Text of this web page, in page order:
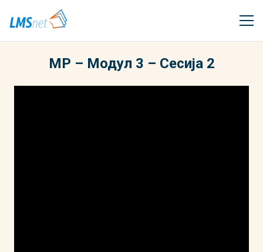
МР – Модул 3 – Сесија 2